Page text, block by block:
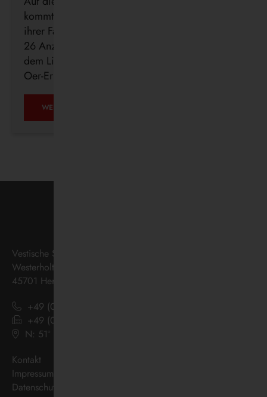
kommt: Die Vestische forciert die Digitalisierung
ihrer Fahrgastinformation mit der Installation von
26 Anzeigern der neuen DFI light-Systeme auf
dem Linienweg des SB24 in Recklinghausen,
Oer-Erkenschwick, Datteln und Waltrop.
WEITERLESEN …
Vestische Straßenbahnen GmbH
Westerholter Straße 550
45701 Herten
+49 (0) 2366 186 - 0
+49 (0) 2366 186 - 444
N: 51º 36’ 38“ E: 07º 08’ 07“
Kontakt
Impressum
Datenschutz